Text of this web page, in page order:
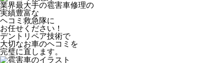
業界最大手の雹害車修理の
実績豊富な
ヘコミ救急隊に
お任せください！
デントリペア技術で
大切なお車のヘコミを
完璧に直します。